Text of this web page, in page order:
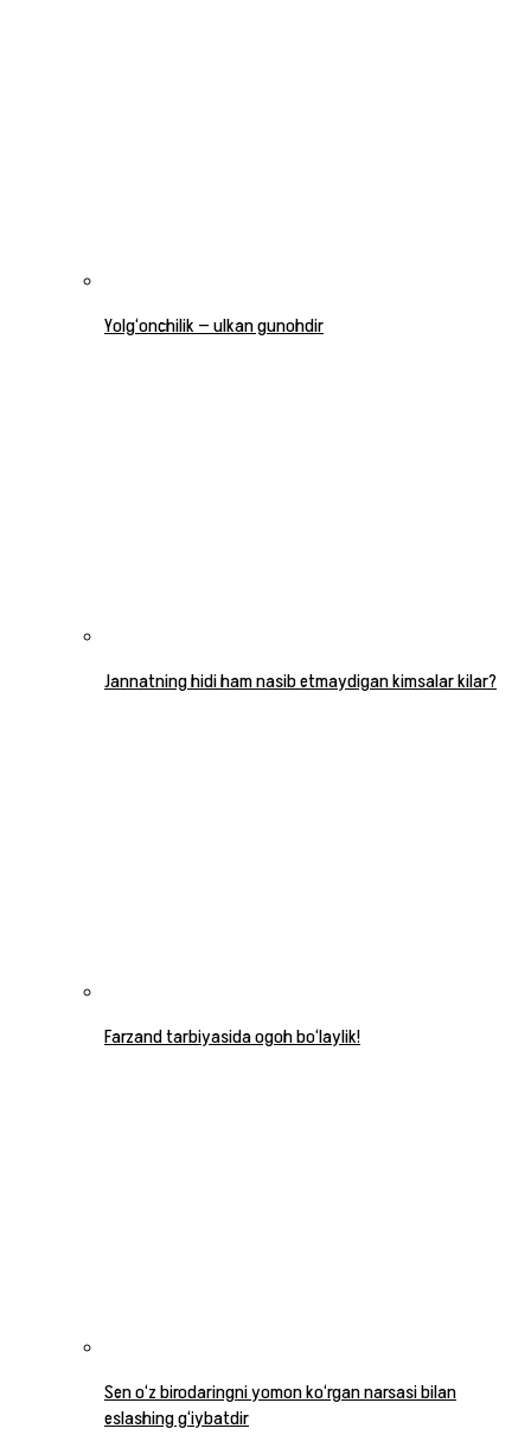
Yolg‘onchilik — ulkan gunohdir
Jannatning hidi ham nasib etmaydigan kimsalar kilar?
Farzand tarbiyasida ogoh bo‘laylik!
Sen o‘z birodaringni yomon ko‘rgan narsasi bilan
eslashing g‘iybatdir